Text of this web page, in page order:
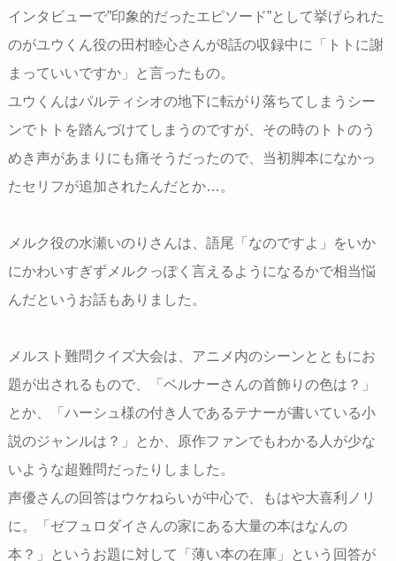
インタビューで”印象的だったエピソード”として挙げられた
のがユウくん役の田村睦心さんが8話の収録中に「トトに謝
まっていいですか」と言ったもの。
ユウくんはパルティシオの地下に転がり落ちてしまうシー
ンでトトを踏んづけてしまうのですが、その時のトトのう
めき声があまりにも痛そうだったので、当初脚本になかっ
たセリフが追加されたんだとか…。
メルク役の水瀬いのりさんは、語尾「なのですよ」をいか
にかわいすぎずメルクっぽく言えるようになるかで相当悩
んだというお話もありました。
メルスト難問クイズ大会は、アニメ内のシーンとともにお
題が出されるもので、「ベルナーさんの首飾りの色は？」
とか、「ハーシュ様の付き人であるテナーが書いている小
説のジャンルは？」とか、原作ファンでもわかる人が少な
いような超難問だったりしました。
声優さんの回答はウケねらいが中心で、もはや大喜利ノリ
に。「ゼフュロダイさんの家にある大量の本はなんの
本？」というお題に対して「薄い本の在庫」という回答が